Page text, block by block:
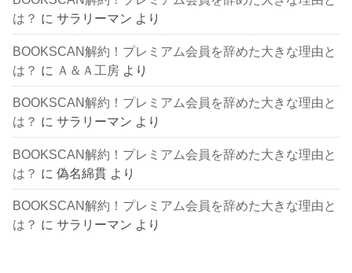
は？ にサラリーマン より
BOOKSCAN解約！プレミアム会員を辞めた大きな理由と
は？ に Ａ＆Ａ工房 より
BOOKSCAN解約！プレミアム会員を辞めた大きな理由と
は？ にサラリーマン より
BOOKSCAN解約！プレミアム会員を辞めた大きな理由と
は？ に偽名綿貫 より
BOOKSCAN解約！プレミアム会員を辞めた大きな理由と
は？ にサラリーマン より